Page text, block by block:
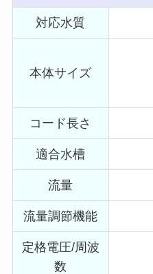
対応水質
本体サイズ
コード長さ
適合水槽
流量
流量調節機能
定格電圧/周波
数